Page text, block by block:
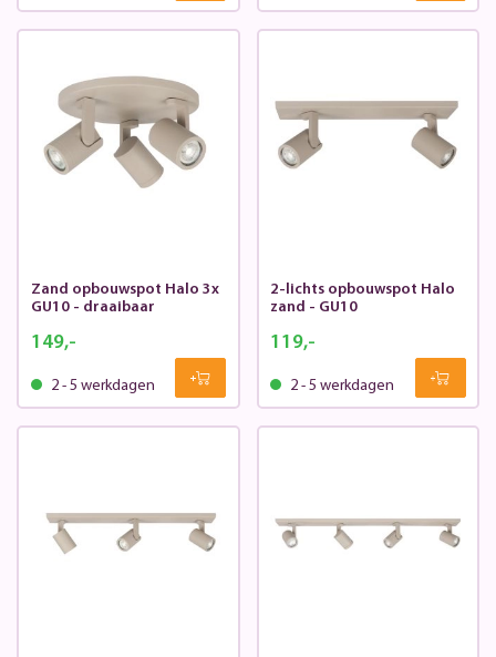
Zand opbouwspot Halo 3x
GU10 - draaibaar
149,-
2 - 5 werkdagen
2-lichts opbouwspot Halo
zand - GU10
119,-
2 - 5 werkdagen